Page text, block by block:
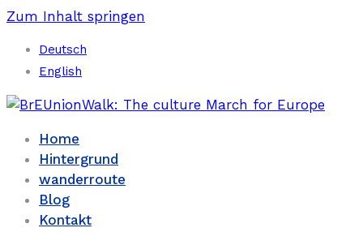
Zum Inhalt springen
Deutsch
English
Home
Hintergrund
wanderroute
Blog
Kontakt